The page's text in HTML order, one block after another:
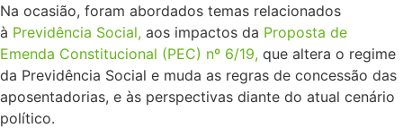
Na ocasião, foram abordados temas relacionados
à Previdência Social, aos impactos da Proposta de
Emenda Constitucional (PEC) nº 6/19, que altera o regime
da Previdência Social e muda as regras de concessão das
aposentadorias, e às perspectivas diante do atual cenário
político.